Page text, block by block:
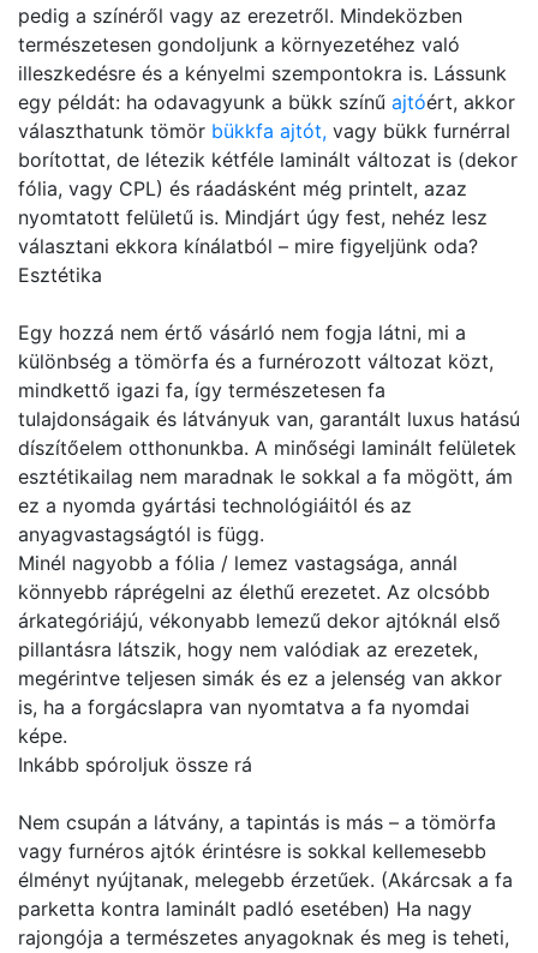
pedig a színéről vagy az erezetről. Mindeközben
természetesen gondoljunk a környezetéhez való
illeszkedésre és a kényelmi szempontokra is. Lássunk
egy példát: ha odavagyunk a bükk színű ajtóért, akkor
választhatunk tömör bükkfa ajtót, vagy bükk furnérral
borítottat, de létezik kétféle laminált változat is (dekor
fólia, vagy CPL) és ráadásként még printelt, azaz
nyomtatott felületű is. Mindjárt úgy fest, nehéz lesz
választani ekkora kínálatból – mire figyeljünk oda?
Esztétika
Egy hozzá nem értő vásárló nem fogja látni, mi a
különbség a tömörfa és a furnérozott változat közt,
mindkettő igazi fa, így természetesen fa
tulajdonságaik és látványuk van, garantált luxus hatású
díszítőelem otthonunkba. A minőségi laminált felületek
esztétikailag nem maradnak le sokkal a fa mögött, ám
ez a nyomda gyártási technológiáitól és az
anyagvastagságtól is függ.
Minél nagyobb a fólia / lemez vastagsága, annál
könnyebb ráprégelni az élethű erezetet. Az olcsóbb
árkategóriájú, vékonyabb lemezű dekor ajtóknál első
pillantásra látszik, hogy nem valódiak az erezetek,
megérintve teljesen simák és ez a jelenség van akkor
is, ha a forgácslapra van nyomtatva a fa nyomdai
képe.
Inkább spóroljuk össze rá
Nem csupán a látvány, a tapintás is más – a tömörfa
vagy furnéros ajtók érintésre is sokkal kellemesebb
élményt nyújtanak, melegebb érzetűek. (Akárcsak a fa
parketta kontra laminált padló esetében) Ha nagy
rajongója a természetes anyagoknak és meg is teheti,